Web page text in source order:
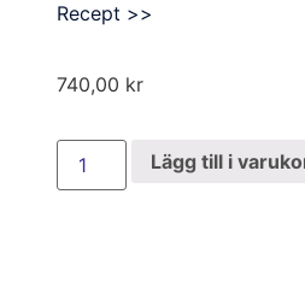
Recept >>
740,00 kr
Lägg till i